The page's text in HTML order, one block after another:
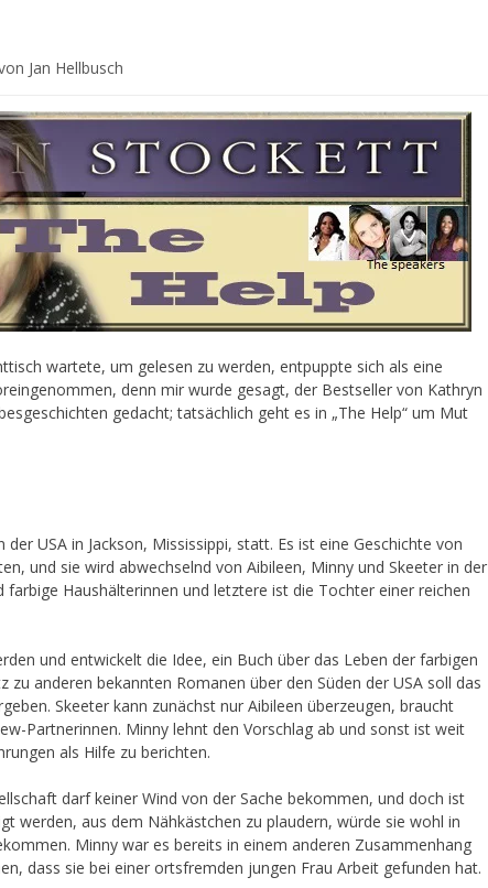
Jan Hellbusch
wartete, um gelesen zu werden, entpuppte sich als eine
denn mir wurde gesagt, der Bestseller von Kathryn
gedacht; tatsächlich geht es in „The Help“ um Mut
USA in Jackson, Mississippi, statt. Es ist eine Geschichte von
und sie wird abwechselnd von Aibileen, Minny und Skeeter in der
Haushälterinnen und letztere ist die Tochter einer reichen
und entwickelt die Idee, ein Buch über das Leben der farbigen
zu anderen bekannten Romanen über den Süden der USA soll das
Skeeter kann zunächst nur Aibileen überzeugen, braucht
Partnerinnen. Minny lehnt den Vorschlag ab und sonst ist weit
als Hilfe zu berichten.
darf keiner Wind von der Sache bekommen, und doch ist
werden, aus dem Nähkästchen zu plaudern, würde sie wohl in
Minny war es bereits in einem anderen Zusammenhang
dass sie bei einer ortsfremden jungen Frau Arbeit gefunden hat.